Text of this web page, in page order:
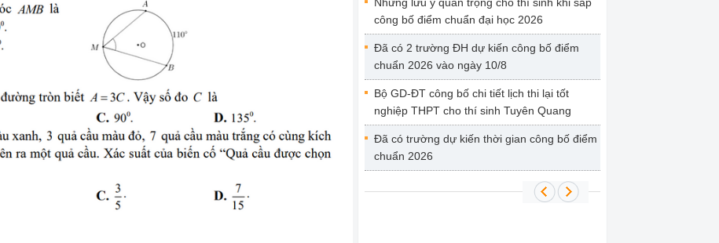
công bố điểm chuẩn đại học 2026
Đã có 2 trường ĐH dự kiến công bố điểm
chuẩn 2026 vào ngày 10/8
Bộ GD-ĐT công bố chi tiết lịch thi lại tốt
nghiệp THPT cho thí sinh Tuyên Quang
Đã có trường dự kiến thời gian công bố điểm
chuẩn 2026